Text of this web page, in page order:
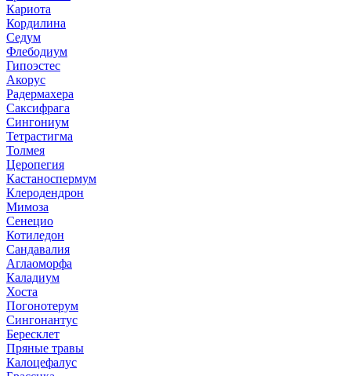
Кариота
Кордилина
Седум
Флебодиум
Гипоэстес
Акорус
Радермахера
Саксифрага
Сингониум
Тетрастигма
Толмея
Церопегия
Кастаноспермум
Клеродендрон
Мимоза
Сенецио
Котиледон
Сандавалия
Аглаоморфа
Каладиум
Хоста
Погонотерум
Сингонантус
Бересклет
Пряные травы
Калоцефалус